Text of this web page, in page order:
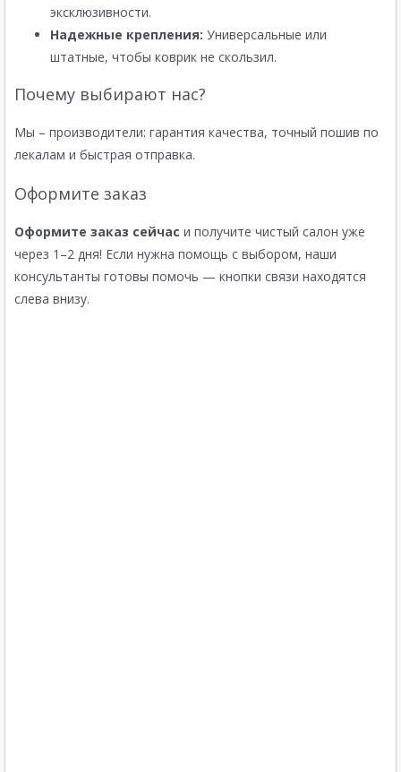
эксклюзивности.
Надежные крепления: Универсальные или
штатные, чтобы коврик не скользил.
Почему выбирают нас?
Мы – производители: гарантия качества, точный пошив по
лекалам и быстрая отправка.
Оформите заказ
Оформите заказ сейчас и получите чистый салон уже
через 1–2 дня! Если нужна помощь с выбором, наши
консультанты готовы помочь — кнопки связи находятся
слева внизу.